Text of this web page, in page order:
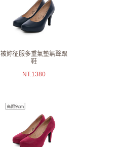
被妳征服多重氣墊無聲跟
鞋
NT.1380